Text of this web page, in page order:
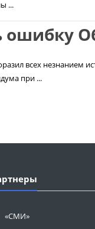
...
ошибку
всех незнанием
при ...
«СМИ»